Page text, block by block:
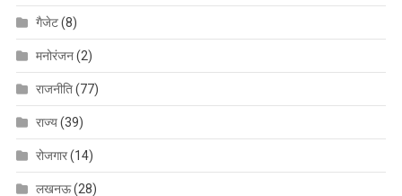
गैजेट(8)
मनोरंजन(2)
राजनीति(77)
राज्य(39)
रोजगार(14)
लखनऊ(28)